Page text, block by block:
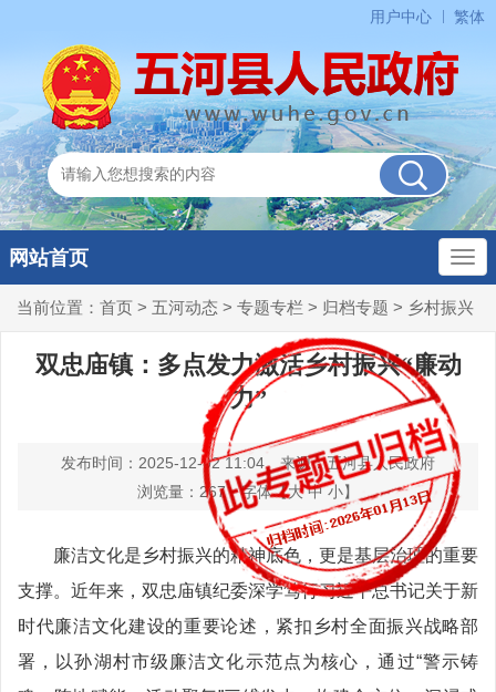
用户中心 繁体
网站首页
当前位置： 首页 > 五河动态 > 专题专栏 > 归档专题 > 乡村振兴
双忠庙镇：多点发力激活乡村振兴“廉动
力”
发布时间：2025-12-02 11:04
来源：五河县人民政府
浏览量： 267 字体【大 中 小】
廉洁文化是乡村振兴的精神底色，更是基层治理的重要
支撑。近年来，双忠庙镇纪委深学笃行习近平总书记关于新
时代廉洁文化建设的重要论述，紧扣乡村全面振兴战略部
署，以孙湖村市级廉洁文化示范点为核心，通过“警示铸